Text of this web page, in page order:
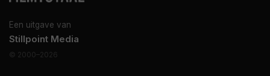
Een uitgave van
Stillpoint Media
© 2000–2026